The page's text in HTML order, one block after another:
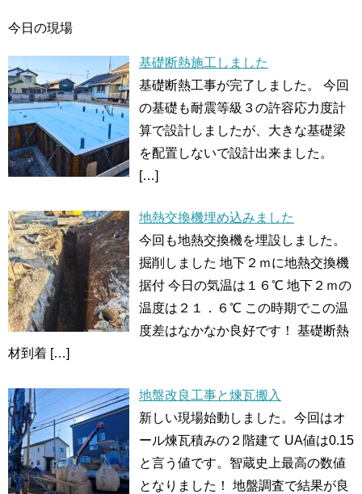
今日の現場
基礎断熱施工しました
基礎断熱工事が完了しました。 今回
の基礎も耐震等級３の許容応力度計
算で設計しましたが、大きな基礎梁
を配置しないで設計出来ました。
[…]
地熱交換機埋め込みました
今回も地熱交換機を埋設しました。
掘削しました 地下２ｍに地熱交換機
据付 今日の気温は１６℃ 地下２ｍの
温度は２１．６℃ この時期でこの温
度差はなかなか良好です！ 基礎断熱
材到着 […]
地盤改良工事と煉瓦搬入
新しい現場始動しました。今回はオ
ール煉瓦積みの２階建て UA値は0.15
と言う値です。智蔵史上最高の数値
となりました！ 地盤調査で結果が良